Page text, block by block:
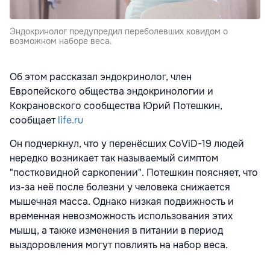
Эндокринолог предупредил переболевших ковидом о
возможном наборе веса.
Об этом рассказал эндокринолог, член
Европейского общества эндокринологии и
Кокрановского сообщества Юрий Потешкин,
сообщаетlife.ru
Он подчеркнул, что у перенёсших CoViD-19 людей
нередко возникает так называемый симптом
"постковидной саркопении". Потешкин поясняет, что
из-за неё после болезни у человека снижается
мышечная масса. Однако низкая подвижность и
временная невозможность использования этих
мышц, а также изменения в питании в период
выздоровления могут повлиять на набор веса.